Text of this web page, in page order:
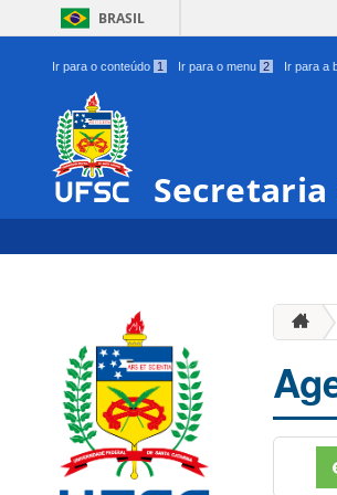
BRASIL
Ir para o conteúdo 1 Ir para o menu 2 Ir para a